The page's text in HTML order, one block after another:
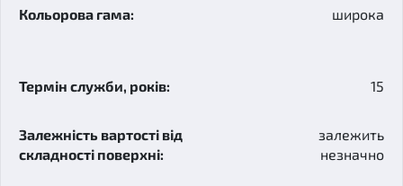
широка
15
залежить
незначно